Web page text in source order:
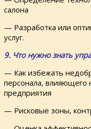
салона
— Разработка или
услуг.
9. Что нужно знать
— Как избежать
персонала, влияющего
предприятия
— Рисковые зоны,